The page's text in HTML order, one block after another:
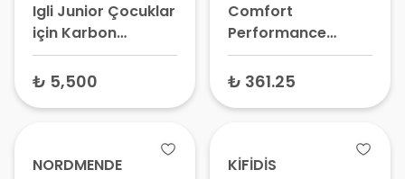
Igli Junior Çocuklar
için Karbon
Ayakkabı Tabanlığı
PJ060 – Çocuk
₺ 5,500
Comfort
Performance
Technology Timato
Yarım Tabanlık –
₺ 361.25
NORDMENDE KİFİDİS